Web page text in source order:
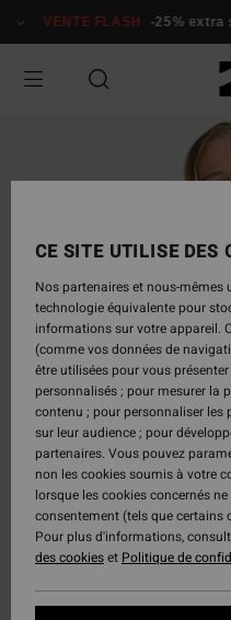
VENTE FLASH -25% extra
CE SITE UTILISE DES
Nos partenaires et nous-
technologie équivalente pour
informations sur votre appareil.
(comme vos données de
être utilisées pour vous
personnalisés ; pour mesurer la
contenu ; pour personnaliser les
sur leur audience ; pour
partenaires. Vous pouvez
non les cookies soumis à votre
lorsque les cookies concernés
consentement (tels que certains
Pour plus d'informations,
des cookieset Politique de